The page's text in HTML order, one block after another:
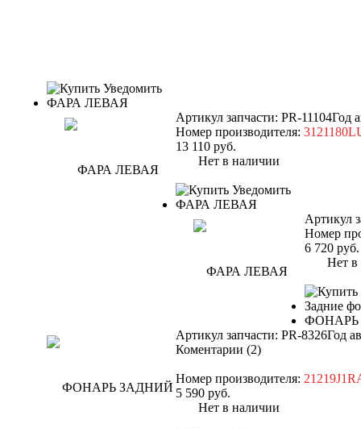
Уведомить
ФАРА ЛЕВАЯ
Артикул запчасти: PR-11104Год
Номер производителя:
13 110 руб.
Нет в наличии
Уведомить
ФАРА ЛЕВАЯ
Артикул
Номер
6 720 руб.
Нет в
Задние
Артикул запчасти: PR-8326Год
Коментарии (2)
Номер производителя:
5 590 руб.
Нет в наличии